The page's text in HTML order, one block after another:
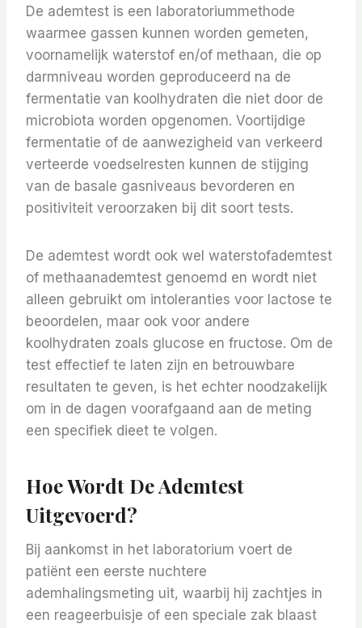
De ademtest is een laboratoriummethode
waarmee gassen kunnen worden gemeten,
voornamelijk waterstof en/of methaan, die op
darmniveau worden geproduceerd na de
fermentatie van koolhydraten die niet door de
microbiota worden opgenomen. Voortijdige
fermentatie of de aanwezigheid van verkeerd
verteerde voedselresten kunnen de stijging
van de basale gasniveaus bevorderen en
positiviteit veroorzaken bij dit soort tests.
De ademtest wordt ook wel waterstofademtest
of methaanademtest genoemd en wordt niet
alleen gebruikt om intoleranties voor lactose te
beoordelen, maar ook voor andere
koolhydraten zoals glucose en fructose. Om de
test effectief te laten zijn en betrouwbare
resultaten te geven, is het echter noodzakelijk
om in de dagen voorafgaand aan de meting
een specifiek dieet te volgen.
Hoe Wordt De Ademtest
Uitgevoerd?
Bij aankomst in het laboratorium voert de
patiënt een eerste nuchtere
ademhalingsmeting uit, waarbij hij zachtjes in
een reageerbuisje of een speciale zak blaast